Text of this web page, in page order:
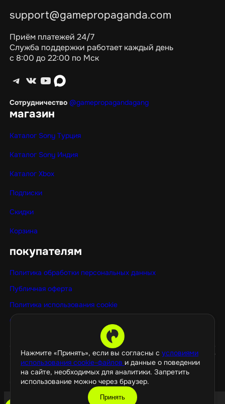
Нажмите «Принять», если вы согласны с условиями
использования cookie-файлов и данные о поведении
на сайте, необходимых для аналитики. Запретить
использование можно через браузер.
Принять
support@gamepropaganda.com
Приём платежей 24/7
Служба поддержки работает каждый день
с 8:00 до 22:00 по Мск
Telegram ВКонтакте YouTube max
Сотрудничество @gamepropagandagang
магазин
Каталог Sony Турция
Каталог Sony Индия
Каталог Xbox
Подписки
Скидки
Корзина
покупателям
Политика обработки персональных данных
Публичная оферта
Политика использования cookie
Оптовые покупки
©️ 2026 GamePropaganda